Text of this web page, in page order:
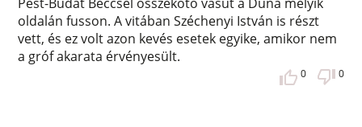
oldalán fusson. A vitában Széchenyi István is részt
vett, és ez volt azon kevés esetek egyike, amikor nem
a gróf akarata érvényesült.
0 0